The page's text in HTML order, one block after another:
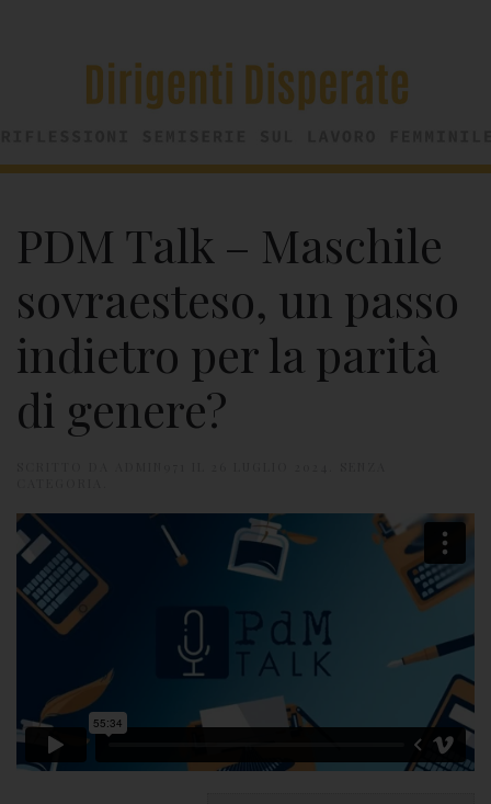
PDM Talk – Maschile
sovraesteso, un passo
indietro per la parità
di genere?